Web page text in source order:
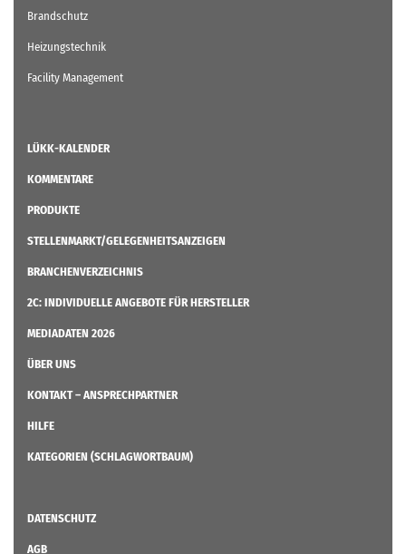
Brandschutz
Heizungstechnik
Facility Management
LÜKK-KALENDER
KOMMENTARE
PRODUKTE
STELLENMARKT/GELEGENHEITSANZEIGEN
BRANCHENVERZEICHNIS
2C: INDIVIDUELLE ANGEBOTE FÜR HERSTELLER
MEDIADATEN 2026
ÜBER UNS
KONTAKT – ANSPRECHPARTNER
HILFE
KATEGORIEN (SCHLAGWORTBAUM)
DATENSCHUTZ
AGB